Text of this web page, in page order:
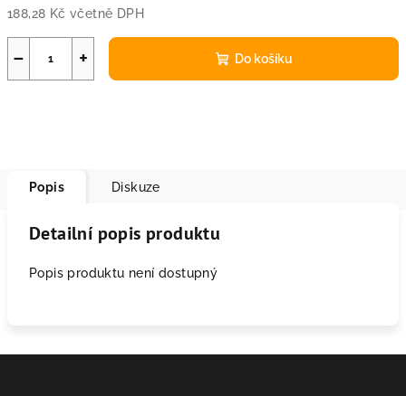
188,28 Kč včetně DPH
+
− Do košíku
Popis Diskuze
Detailní popis produktu
Popis produktu není dostupný